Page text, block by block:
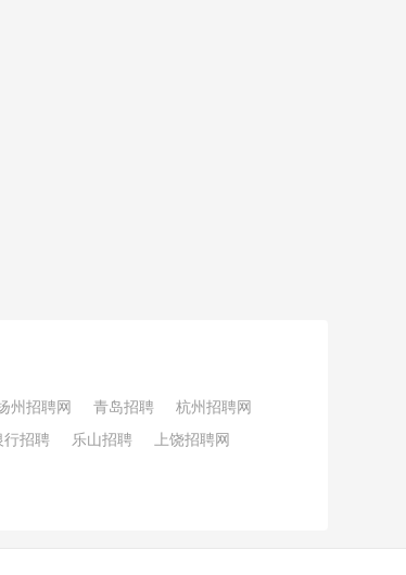
州招聘网 青岛招聘
杭州招聘网
行招聘 乐山招聘 上饶招聘网